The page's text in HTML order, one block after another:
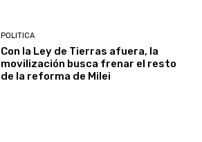
POLITICA
Con la Ley de Tierras afuera, la
movilización busca frenar el resto
de la reforma de Milei